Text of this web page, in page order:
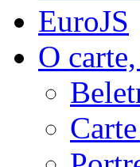
EuroJS
O